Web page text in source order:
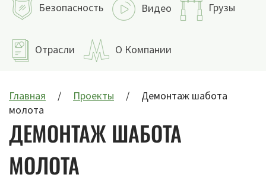
Безопасность Видео Грузы
Отрасли О Компании
Главная Проекты
Демонтаж шабота
молота
ДЕМОНТАЖ ШАБОТА
МОЛОТА